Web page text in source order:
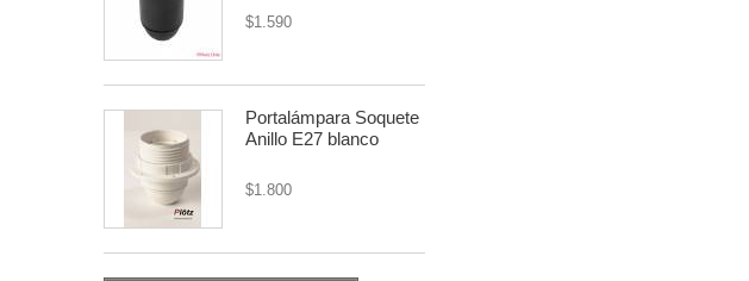
$1.590
Portalámpara Soquete
Anillo E27 blanco
$1.800